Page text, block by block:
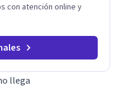
con atención online y
llega